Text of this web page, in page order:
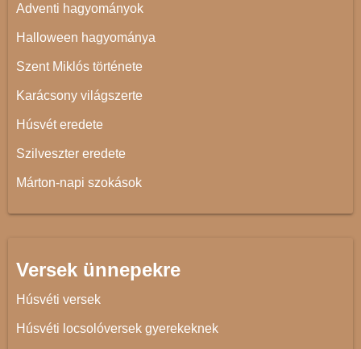
Adventi hagyományok
Halloween hagyománya
Szent Miklós története
Karácsony világszerte
Húsvét eredete
Szilveszter eredete
Márton-napi szokások
Versek ünnepekre
Húsvéti versek
Húsvéti locsolóversek gyerekeknek